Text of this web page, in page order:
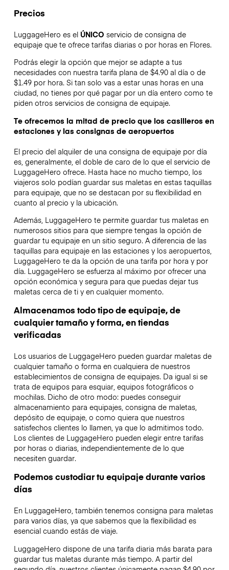
Precios
LuggageHero es el ÚNICO servicio de consigna de
equipaje que te ofrece tarifas diarias o por horas en Flores.
Podrás elegir la opción que mejor se adapte a tus
necesidades con nuestra tarifa plana de $4.90 al día o de
$1.49 por hora. Si tan solo vas a estar unas horas en una
ciudad, no tienes por qué pagar por un día entero como te
piden otros servicios de consigna de equipaje.
Te ofrecemos la mitad de precio que los casilleros en
estaciones y las consignas de aeropuertos
El precio del alquiler de una consigna de equipaje por día
es, generalmente, el doble de caro de lo que el servicio de
LuggageHero ofrece. Hasta hace no mucho tiempo, los
viajeros solo podían guardar sus maletas en estas taquillas
para equipaje, que no se destacan por su flexibilidad en
cuanto al precio y la ubicación.
Además, LuggageHero te permite guardar tus maletas en
numerosos sitios para que siempre tengas la opción de
guardar tu equipaje en un sitio seguro. A diferencia de las
taquillas para equipaje en las estaciones y los aeropuertos,
LuggageHero te da la opción de una tarifa por hora y por
día. LuggageHero se esfuerza al máximo por ofrecer una
opción económica y segura para que puedas dejar tus
maletas cerca de ti y en cualquier momento.
Almacenamos todo tipo de equipaje, de
cualquier tamaño y forma, en tiendas
verificadas
Los usuarios de LuggageHero pueden guardar maletas de
cualquier tamaño o forma en cualquiera de nuestros
establecimientos de consigna de equipajes. Da igual si se
trata de equipos para esquiar, equipos fotográficos o
mochilas. Dicho de otro modo: puedes conseguir
almacenamiento para equipajes, consigna de maletas,
depósito de equipaje, o como quiera que nuestros
satisfechos clientes lo llamen, ya que lo admitimos todo.
Los clientes de LuggageHero pueden elegir entre tarifas
por horas o diarias, independientemente de lo que
necesiten guardar.
Podemos custodiar tu equipaje durante varios
días
En LuggageHero, también tenemos consigna para maletas
para varios días, ya que sabemos que la flexibilidad es
esencial cuando estás de viaje.
LuggageHero dispone de una tarifa diaria más barata para
guardar tus maletas durante más tiempo. A partir del